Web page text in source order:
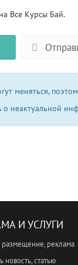
Все Курсы Бай.
меняться,
о неактуальной
И УСЛУГИ
реклама
новость, статью